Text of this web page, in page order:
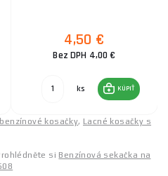
4,50 €
Bez DPH 4,00 €
ks KÚPIŤ
kosačky, Lacné kosačky s
si Benzínová sekačka na